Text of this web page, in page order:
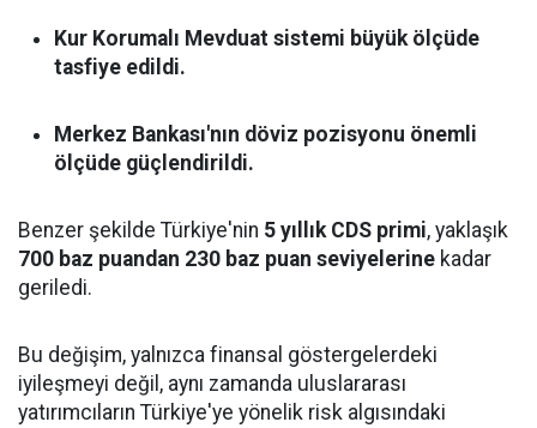
Kur Korumalı Mevduat sistemi büyük ölçüde
tasfiye edildi.
Merkez Bankası'nın döviz pozisyonu önemli
ölçüde güçlendirildi.
Benzer şekilde Türkiye'nin 5 yıllık CDS primi, yaklaşık
700 baz puandan 230 baz puan seviyelerine kadar
geriledi.
Bu değişim, yalnızca finansal göstergelerdeki
iyileşmeyi değil, aynı zamanda uluslararası
yatırımcıların Türkiye'ye yönelik risk algısındaki